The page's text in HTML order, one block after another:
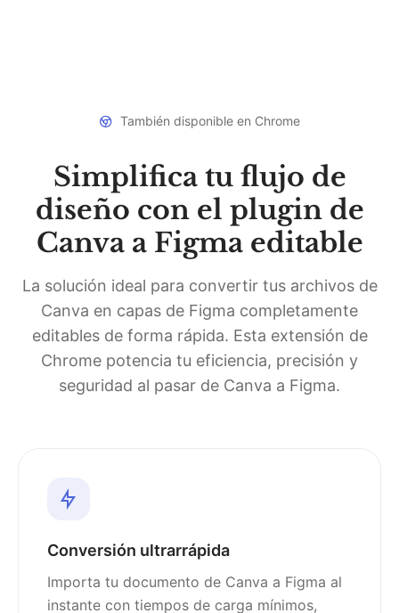
También disponible en Chrome
Simplifica tu flujo de
diseño con el plugin de
Canva a Figma editable
La solución ideal para convertir tus archivos de
Canva en capas de Figma completamente
editables de forma rápida. Esta extensión de
Chrome potencia tu eficiencia, precisión y
seguridad al pasar de Canva a Figma.
Conversión ultrarrápida
Importa tu documento de Canva a Figma al
instante con tiempos de carga mínimos,